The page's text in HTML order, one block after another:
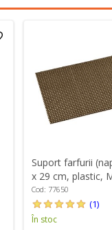
Suport farfurii
x 29 cm, plastic,
Kesper
Cod: 77650
(1)
În stoc